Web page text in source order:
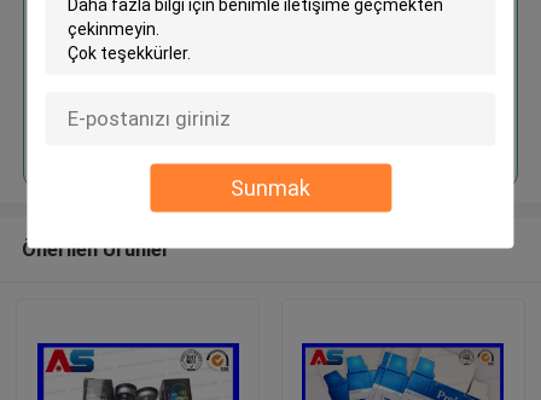
Sunmak
Devam et
Önerilen Ürünler